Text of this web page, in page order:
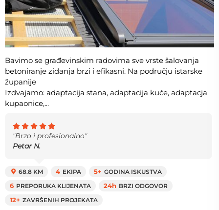
Bavimo se građevinskim radovima sve vrste šalovanja
betoniranje zidanja brzi i efikasni. Na području istarske
županije
Izdvajamo: adaptacija stana, adaptacija kuće, adaptacja
kupaonice,...
"Brzo i profesionalno"
Petar N.
68.8 KM 4 EKIPA 5+ GODINA ISKUSTVA
6 PREPORUKA KLIJENATA 24h BRZI ODGOVOR
12+ ZAVRŠENIH PROJEKATA